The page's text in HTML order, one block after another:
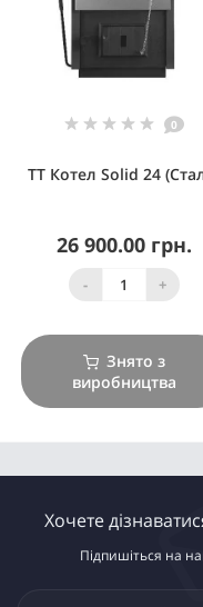
0
ТТ Котел Solid 24
26 900.00 грн.
- +
Знято з
виробництва
Хочете
Підпишіться на